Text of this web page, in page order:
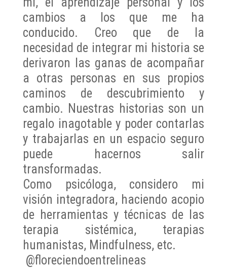
cambios a los que me ha
conducido. Creo que de la
necesidad de integrar mi historia se
derivaron las ganas de acompañar
a otras personas en sus propios
caminos de descubrimiento y
cambio. Nuestras historias son un
regalo inagotable y poder contarlas
y trabajarlas en un espacio seguro
puede hacernos salir
transformadas.
Como psicóloga, considero mi
visión integradora, haciendo acopio
de herramientas y técnicas de las
terapia sistémica, terapias
humanistas, Mindfulness, etc.
@floreciendoentrelineas